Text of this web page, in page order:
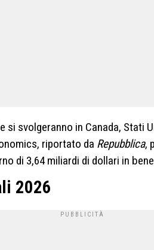
si svolgeranno in Canada, Stati
riportato da Repubblica,
di 3,64 miliardi di dollari in
2026